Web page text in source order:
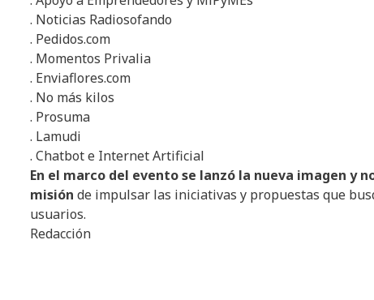
. Noticias Radiosofando
. Pedidos.com
. Momentos Privalia
. Enviaflores.com
. No más kilos
. Prosuma
. Lamudi
. Chatbot e Internet Artificial
En el marco del eventose lanzó la nueva imagen y
misión de impulsar las iniciativas y propuestas que
usuarios.
Redacción